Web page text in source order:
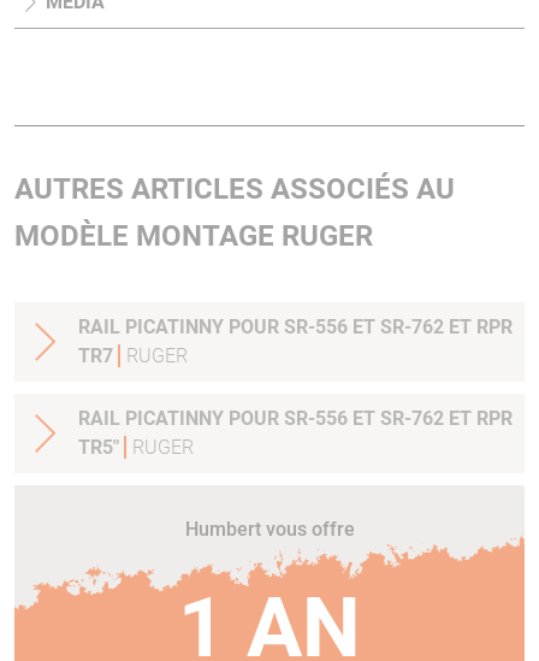
AUTRES ARTICLES ASSOCIÉS AU
MODÈLE MONTAGE RUGER
RAIL PICATINNY POUR SR-556 ET SR-762 ET RPR
TR7
RUGER
RAIL PICATINNY POUR SR-556 ET SR-762 ET RPR
TR5"
RUGER
Humbert vous offre
1 AN